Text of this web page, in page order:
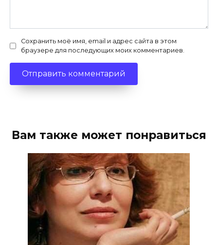
Сохранить моё имя, email и адрес сайта в этом
браузере для последующих моих комментариев.
Вам также может понравиться